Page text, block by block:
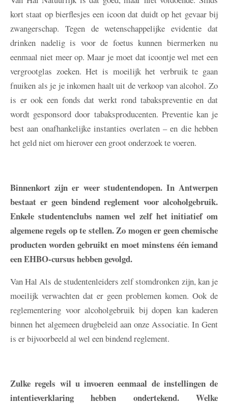
kort staat op bierflesjes een icoon dat duidt op het gevaar bij
zwangerschap. Tegen de wetenschappelijke evidentie dat
drinken nadelig is voor de foetus kunnen biermerken nu
eenmaal niet meer op. Maar je moet dat icoontje wel met een
vergrootglas zoeken. Het is moeilijk het verbruik te gaan
fnuiken als je je inkomen haalt uit de verkoop van alcohol. Zo
is er ook een fonds dat werkt rond tabakspreventie en dat
wordt gesponsord door tabaksproducenten. Preventie kan je
best aan onafhankelijke instanties overlaten – en die hebben
het geld niet om hierover een groot onderzoek te voeren.
Binnenkort zijn er weer studentendopen. In Antwerpen
bestaat er geen bindend reglement voor alcoholgebruik.
Enkele studentenclubs namen wel zelf het initiatief om
algemene regels op te stellen. Zo mogen er geen chemische
producten worden gebruikt en moet minstens één iemand
een EHBO-cursus hebben gevolgd.
Van Hal Als de studentenleiders zelf stomdronken zijn, kan je
moeilijk verwachten dat er geen problemen komen. Ook de
reglementering voor alcoholgebruik bij dopen kan kaderen
binnen het algemeen drugbeleid aan onze Associatie. In Gent
is er bijvoorbeeld al wel een bindend reglement.
Zulke regels wil u invoeren eenmaal de instellingen de
intentieverklaring hebben ondertekend. Welke